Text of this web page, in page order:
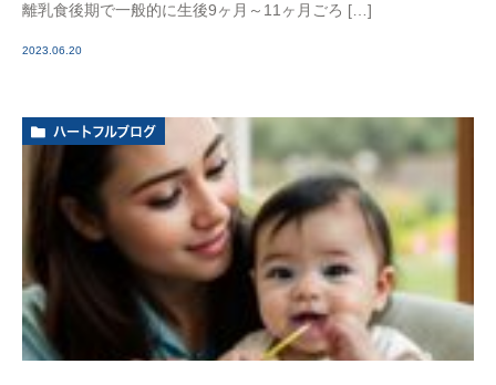
離乳食後期で一般的に生後9ヶ月～11ヶ月ごろ […]
2023.06.20
ハートフルブログ